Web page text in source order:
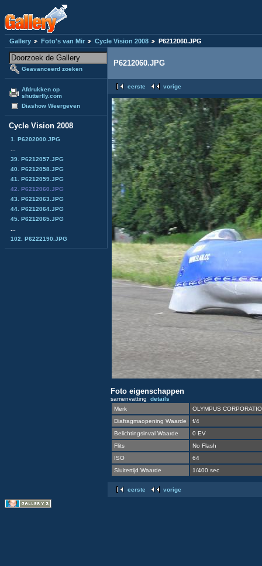
Gallery Foto's van Mir Cycle Vision 2008 P6212060.JPG
Geavanceerd zoeken
Afdrukken op
shutterfly.com
Diashow Weergeven
Cycle Vision 2008
1. P6202000.JPG
39. P6212057.JPG
40. P6212058.JPG
41. P6212059.JPG
42. P6212060.JPG
43. P6212063.JPG
44. P6212064.JPG
45. P6212065.JPG
102. P6222190.JPG
P6212060.JPG
eerste vorige
Foto eigenschappen
samenvatting details
Merk
OLYMPUS
Diafragmaopening Waarde
f/4
Belichtingsinval Waarde
0 EV
Flits
No Flash
ISO
64
Sluitertijd Waarde
1/400 sec
eerste vorige